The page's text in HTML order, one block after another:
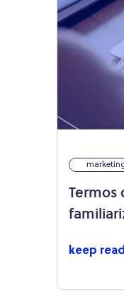
keep